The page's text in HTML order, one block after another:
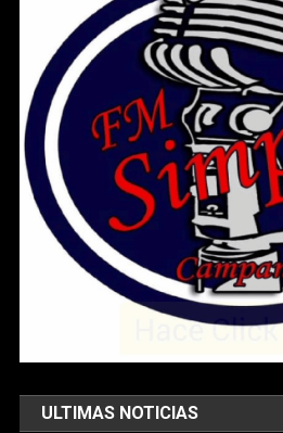
ULTIMAS NOTICIAS